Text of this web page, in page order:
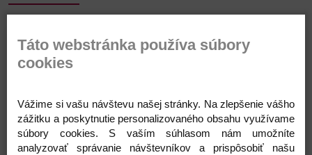
Skladom
Balón Srdce - SC - Červený -
Skladom
Balón Srdce - SC - Červený -
Táto webstránka používa súbory
cookies
Vážime si vašu návštevu našej stránky. Na zlepšenie vášho
zážitku a poskytnutie personalizovaného obsahu využívame
súbory cookies. S vaším súhlasom nám umožníte
analyzovať správanie návštevníkov a prispôsobiť našu